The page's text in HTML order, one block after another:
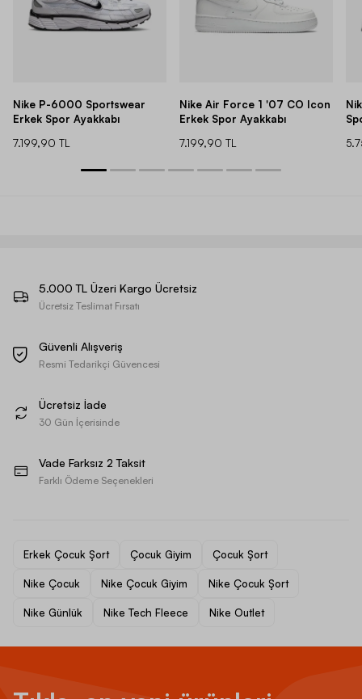
Nike P-6000 Sportswear
Erkek Spor Ayakkabı
7.199,90 TL
Nike Air Force 1 '07 CO Icon
Erkek Spor Ayakkabı
7.199,90 TL
5.000 TL Üzeri Kargo Ücretsiz
Ücretsiz Teslimat Fırsatı
Güvenli Alışveriş
Resmi Tedarikçi Güvencesi
Ücretsiz İade
30 Gün İçerisinde
Vade Farksız 2 Taksit
Farklı Ödeme Seçenekleri
Erkek Çocuk Şort Çocuk Giyim Çocuk Şort
Nike Çocuk Nike Çocuk Giyim Nike Çocuk Şort
Nike Günlük Nike Tech Fleece Nike Outlet